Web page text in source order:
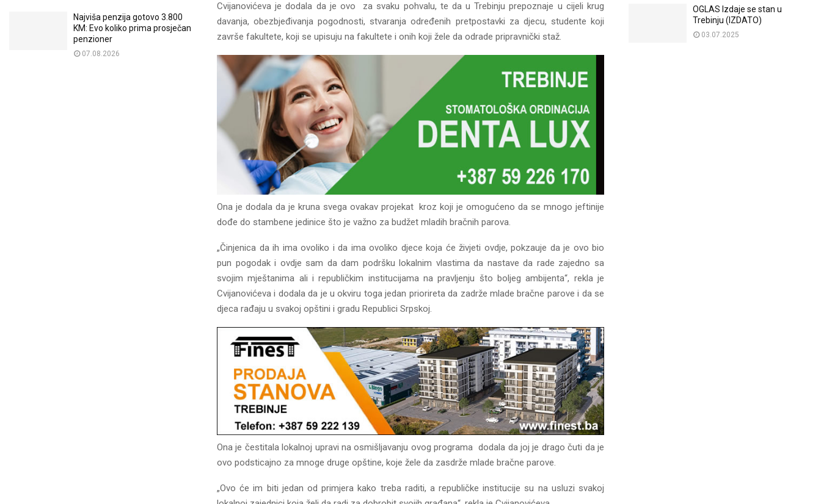
Cvijanovićeva je dodala da je ovo za svaku pohvalu, te da u Trebinju prepoznaje u cijeli krug
davanja, obezbjeđivanja pogodnosti, stvaranja određenih pretpostavki za djecu, studente koji
završe fakultete, koji se upisuju na fakultete i onih koji žele da odrade pripravnički staž.
Ona je dodala da je kruna svega ovakav projekat kroz koji je omogućeno da se mnogo jeftinije
dođe do stambene jedinice što je važno za budžet mladih bračnih parova.
„Činjenica da ih ima ovoliko i da ima ovoliko djece koja će živjeti ovdje, pokzauje da je ovo bio
pun pogodak i ovdje sam da dam podršku lokalnim vlastima da nastave da rade zajedno sa
svojim mještanima ali i republičkim institucijama na pravljenju što boljeg ambijenta“, rekla je
Cvijanovićeva i dodala da je u okviru toga jedan priorireta da zadrže mlade bračne parove i da se
djeca rađaju u svakoj opštini i gradu Republici Srpskoj.
Ona je čestitala lokalnoj upravi na osmišljavanju ovog programa dodala da joj je drago čuti da je
ovo podsticajno za mnoge druge opštine, koje žele da zasdrže mlade bračne parove.
„Ovo će im biti jedan od primjera kako treba raditi, a republičke institucije su na usluzi svakoj
Najviša penzija gotovo 3.800
KM: Evo koliko prima prosječan
penzioner
07.08.2026
OGLAS Izdaje se stan u
Trebinju (IZDATO)
03.07.2025